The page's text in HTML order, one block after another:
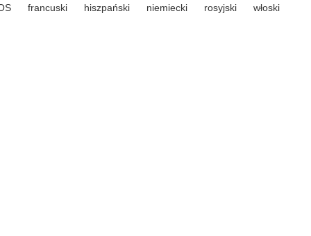
francuski hiszpański niemiecki rosyjski włoski